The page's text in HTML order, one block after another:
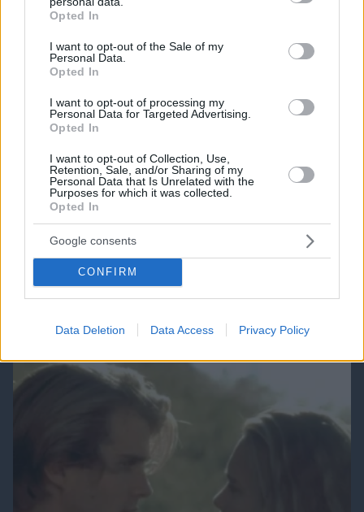
grant or deny consent to Google and its third-party tags to
use your data for below specified purposes in below Google
consent section.
Opted In
I want to opt-out of the Sale of my
Personal Data.
Opted In
I want to opt-out of processing my
Personal Data for Targeted Advertising.
Opted In
I want to opt-out of Collection, Use,
Retention, Sale, and/or Sharing of my
Personal Data that Is Unrelated with the
Purposes for which it was collected.
Opted In
Google consents
CONFIRM
Data Deletion Data Access Privacy Policy
06.08.2026, 19:12